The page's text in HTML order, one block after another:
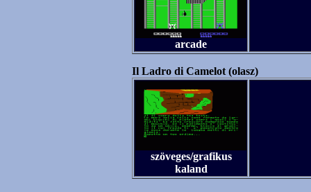
arcade
Il Ladro di Camelot (olasz)
szöveges/grafikus
kaland